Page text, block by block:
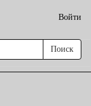
Войти
Поиск